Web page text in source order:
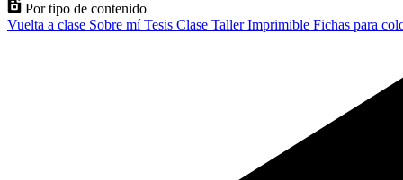
Por tipo de contenido
Vuelta a clase Sobre míTesis Clase TallerImprimible Fichas para